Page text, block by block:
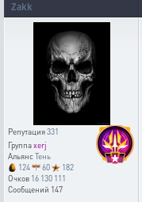
Zakk
Репутация331
Группаxerj
АльянсТень
124
60
182
Очков 16 130 111
Сообщений 147